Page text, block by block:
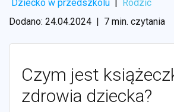
Dziecko w przedszkolu
Rodzic
Dodano: 24.04.2024
7 min. czytania
Czym jest
zdrowia dziecka?